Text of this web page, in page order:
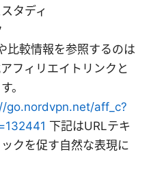
タディ
比較情報を参照するのは
フィリエイトリンクと
。
go.nordvpn.net/aff_c?
下記はURLテキ
クを促す自然な表現に